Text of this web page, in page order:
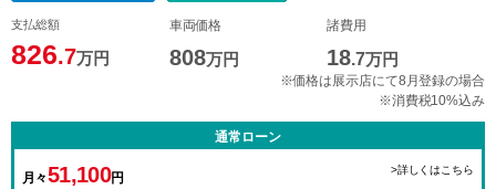
支払総額
826.7万円
車両価格
808万円
諸費用
18.7万円
※価格は展示店にて8月登録の場合
※消費税10%込み
通常ローン
月々51,100円
>詳しくはこちら